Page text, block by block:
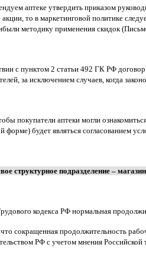
аптеке утвердить приказом
то в маркетинговой политике
методику применения скидок
с пунктом 2 статьи 492 ГК РФ
за исключением случаев, когда
покупатели аптеки могли
форме) будет являться согласованием
структурное подразделение –
кодекса РФ нормальная
сокращенная продолжительность
РФ с учетом мнения